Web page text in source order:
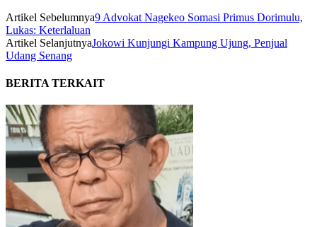
Artikel Sebelumnya9 Advokat Nagekeo Somasi Primus Dorimulu,
Lukas: Keterlaluan
Artikel SelanjutnyaJokowi Kunjungi Kampung Ujung, Penjual
Udang Senang
BERITA TERKAIT